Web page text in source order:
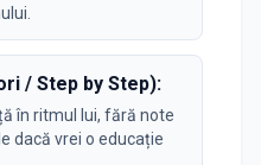
/ Step by Step):
în ritmul lui, fără note
dacă vrei o educație